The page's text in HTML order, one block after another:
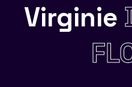
Virginie